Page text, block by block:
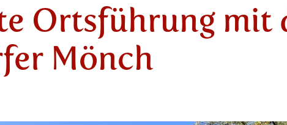
Ortsführung mit
Mönch